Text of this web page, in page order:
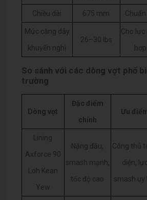
Chiều dài 675 mm
Mức căng dây
khuyến nghị
26–30 lbs
Cho
So sánh với các dòng vợt phổ
trường
Dòng vợt
Đặc điểm
chính
Ưu
Lining
Axforce 90
Loh Kean
Yew
Nặng đầu,
smash mạnh,
tốc độ cao
Công thủ
diện, lực
smash uy